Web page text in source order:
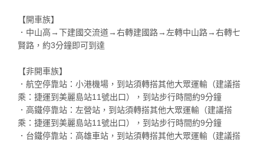
【開車族】
．中山高→下建國交流道→右轉建國路→左轉中山路→右轉七
賢路，約3分鐘即可到達
【非開車族】
．航空停靠站：小港機場，到站須轉搭其他大眾運輸（建議搭
乘：捷運到美麗島站11號出口），到站步行時間約9分鐘
．高鐵停靠站：左營站，到站須轉搭其他大眾運輸（建議搭
乘：捷運到美麗島站11號出口），到站步行時間約9分鐘
．台鐵停靠站：高雄車站，到站須轉搭其他大眾運輸（建議搭